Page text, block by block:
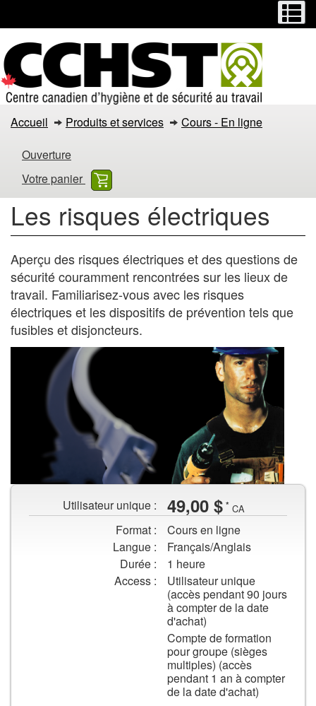
contenu
principal
la
version
HTML
simplifiée
Les
risques
électriques
Accueil Produits et services
Cours - En ligne
Ouverture
Votre panier
Les risques électriques
Aperçu des risques électriques et des questions de
sécurité couramment rencontrées sur les lieux de
travail. Familiarisez-vous avec les risques
électriques et les dispositifs de prévention tels que
fusibles et disjoncteurs.
Ouvrier
Utilisateur unique : 49,00 $ * CA
Format :
Cours en ligne
Langue :
Français/Anglais
Durée :
1 heure
Access :
Utilisateur unique
(accès pendant 90 jours
à compter de la date
d'achat)
Compte de formation
pour groupe (sièges
multiples) (accès
pendant 1 an à compter
de la date d'achat)